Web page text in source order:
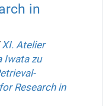
in
XI. Atelier
Iwata zu
Research in